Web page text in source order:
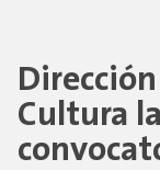
Cultura